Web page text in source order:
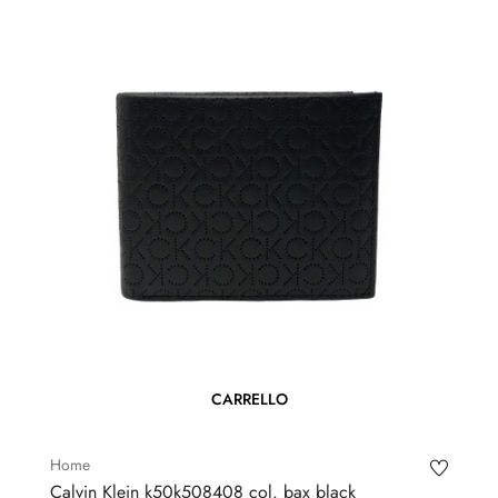
CARRELLO
Home
Calvin Klein k50k508408 col. bax black